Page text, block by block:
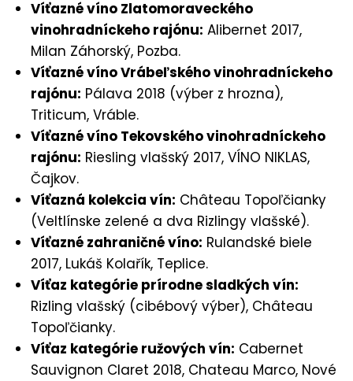
Víťazné víno Zlatomoraveckého
vinohradníckeho rajónu: Alibernet 2017,
Milan Záhorský, Pozba.
Víťazné víno Vrábeľského vinohradníckeho
rajónu: Pálava 2018 (výber z hrozna),
Triticum, Vráble.
Víťazné víno Tekovského vinohradníckeho
rajónu: Riesling vlašský 2017, VÍNO NIKLAS,
Čajkov.
Víťazná kolekcia vín: Château Topoľčianky
(Veltlínske zelené a dva Rizlingy vlašské).
Víťazné zahraničné víno: Rulandské biele
2017, Lukáš Kolařík, Teplice.
Víťaz kategórie prírodne sladkých vín:
Rizling vlašský (cibébový výber), Château
Topoľčianky.
Víťaz kategórie ružových vín: Cabernet
Sauvignon Claret 2018, Chateau Marco, Nové